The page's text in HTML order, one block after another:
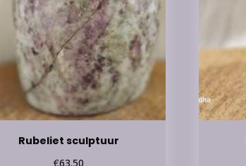
Rubeliet sculptuur
€63.50